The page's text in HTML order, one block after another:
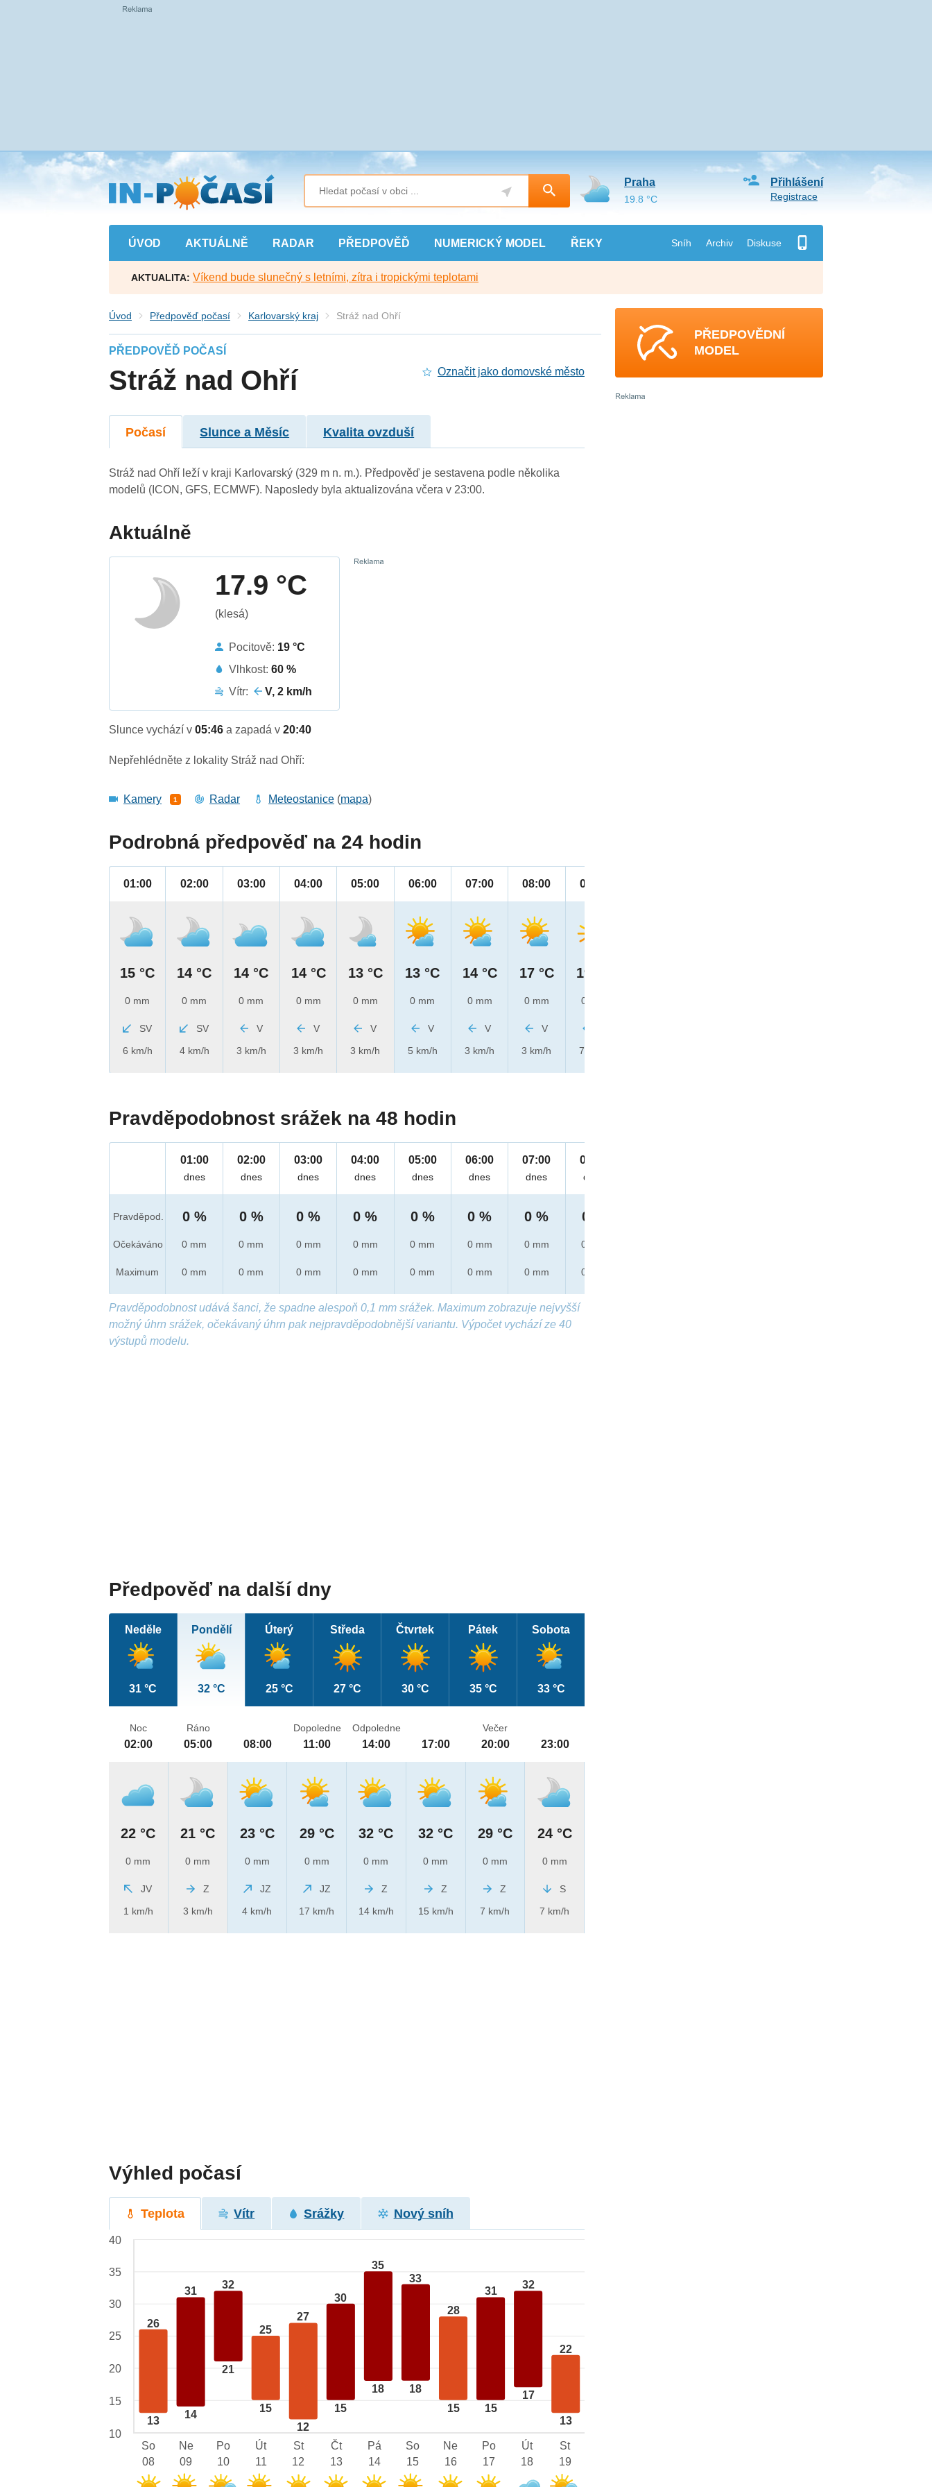
Přejít
na
hlavní
obsah
ÚVOD AKTUÁLNĚ RADAR PŘEDPOVĚĎ NUMERICKÝ MODEL ŘEKY Sníh Archiv Diskuse
Přihlášení
Registrace
Praha
19.8 °C
AKTUALITA: Víkend bude slunečný s letními, zítra i tropickými teplotami
Úvod Předpověď počasí Karlovarský kraj Stráž nad Ohří
PŘEDPOVĚĎ POČASÍ
Stráž nad Ohří Označit jako domovské město
Počasí Slunce a Měsíc Kvalita ovzduší
Stráž nad Ohří leží v kraji Karlovarský (329 m n. m.). Předpověď je sestavena podle několika
modelů (ICON, GFS, ECMWF). Naposledy byla aktualizována včera v 23:00.
Aktuálně
17.9 °C
(klesá)
Pocitově: 19 °C
Vlhkost:60 %
Vítr:
V, 2 km/h
Slunce vychází v05:46a zapadá v20:40
Nepřehlédněte z lokality Stráž nad Ohří:
Kamery 1 Radar Meteostanice (mapa)
Podrobná předpověď na 24 hodin
01:00
15 °C
0 mm
SV
6 km/h
02:00
14 °C
0 mm
SV
4 km/h
03:00
14 °C
0 mm
V
3 km/h
04:00
14 °C
0 mm
V
3 km/h
05:00
13 °C
0 mm
V
3 km/h
06:00
13 °C
0 mm
V
5 km/h
07:00
14 °C
0 mm
V
3 km/h
08:00
17 °C
0 mm
V
3 km/h
09:00
19 °C
0 mm
7 km/h
Pravděpodobnost srážek na 48 hodin
Pravděpod.
Očekáváno
Maximum
01:00
dnes
0 %
0 mm
0 mm
02:00
dnes
0 %
0 mm
0 mm
03:00
dnes
0 %
0 mm
0 mm
04:00
dnes
0 %
0 mm
0 mm
05:00
dnes
0 %
0 mm
0 mm
06:00
dnes
0 %
0 mm
0 mm
07:00
dnes
0 %
0 mm
0 mm
08:00
dnes
0 %
0 mm
0 mm
Pravděpodobnost udává šanci, že spadne alespoň 0,1 mm srážek. Maximum zobrazuje nejvyšší
možný úhrn srážek, očekávaný úhrn pak nejpravděpodobnější variantu. Výpočet vychází ze 40
výstupů modelu.
Předpověď na další dny
Neděle
31 °C
Pondělí
32 °C
Úterý
25 °C
Středa
27 °C
Čtvrtek
30 °C
Pátek
35 °C
Sobota
33 °C
Noc
02:00
22 °C
0 mm
JV
1 km/h
Ráno
05:00
21 °C
0 mm
Z
3 km/h
08:00
23 °C
0 mm
JZ
4 km/h
Dopoledne
11:00
29 °C
0 mm
JZ
17 km/h
Odpoledne
14:00
32 °C
0 mm
Z
14 km/h
17:00
32 °C
0 mm
Z
15 km/h
Večer
20:00
29 °C
0 mm
Z
7 km/h
23:00
24 °C
0 mm
S
7 km/h
Výhled počasí
Teplota Vítr Srážky Nový sníh
26
13
31
14
32
21
25
15
27
12
30
15
35
18
33
18
28
15
31
15
32
17
22
13
40
35
30
25
20
15
10
So
08
Ne
09
Po
10
Út
11
St
12
Čt
13
Pá
14
So
15
Ne
16
Po
17
Út
18
St
19
PŘEDPOVĚDNÍ
MODEL